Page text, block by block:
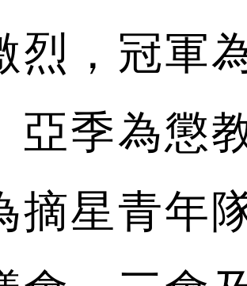
烈，冠軍
亞季為懲
摘星青年